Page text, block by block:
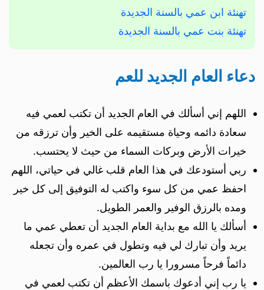
تهنئة ابن عمي بالسنة الجديدة
تهنئة بنت عمي بالسنة الجديدة
دعاء العام الجديد للعم
اللهم إني أسألك في العام الجديد أن تكتب لعمي فيه
سعادة دائمه وحياة مستقيمه على الخير وأن ترزقه من
خيرات الأرض وبركات السماء من حيث لا يحتسب.
ربي أستودعك في هذا العام قلب غالي في حياتي، اللهم
احفظ عمي من كل سوء واكتب له التوفيق إلى كل خير
ومده بالرزق الوفير والعمر الطويل.
أسألك يا الله مع بداية العام الجديد أن تعطي عمي ما
يريد وأن تبارك لي فيه وتطول في عمره وأن تجعله
دائماً فرحاً مسرورا يا رب العالمين.
يا رب إني أدعوك باسمك الأعظم أن تكتب لعمي في